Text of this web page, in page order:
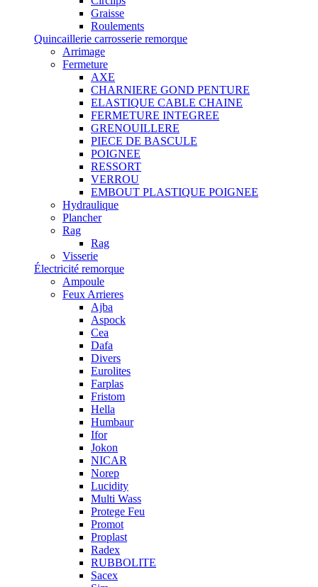
Graisse
Roulements
Quincaillerie carrosserie remorque
Arrimage
Fermeture
AXE
CHARNIERE GOND PENTURE
ELASTIQUE CABLE CHAINE
FERMETURE INTEGREE
GRENOUILLERE
PIECE DE BASCULE
POIGNEE
RESSORT
VERROU
EMBOUT PLASTIQUE POIGNEE
Hydraulique
Plancher
Rag
Rag
Visserie
Électricité remorque
Ampoule
Feux Arrieres
Ajba
Aspock
Cea
Dafa
Divers
Eurolites
Farplas
Fristom
Hella
Humbaur
Ifor
Jokon
NICAR
Norep
Lucidity
Multi Wass
Protege Feu
Promot
Proplast
Radex
RUBBOLITE
Sacex